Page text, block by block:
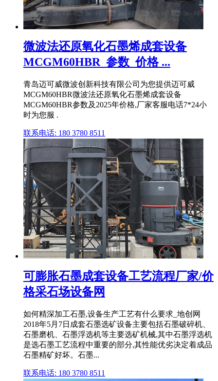
微波法还原氧化石墨烯成套设备
MCGM60HBR_参数_价格 ...
青岛迈可威微波创新科技有限公司为您提供迈可威
MCGM60HBR微波法还原氧化石墨烯成套设备
MCGM60HBR参数及2025年价格,厂家客服电话7*24小
时为您服 .
联系电话: 180 3780 8511
可膨胀石墨成套设备工艺流程厂家/价
格采石场设备网
如何精深加工石墨,设备生产工艺有什么要求_地创网
2018年5月7日成套石墨选矿设备主要包括石墨破碎机、
石墨磨机、石墨浮选机等主要选矿机械,其中石墨浮选机
是选石墨工艺流程中重要的部分,其性能优劣决定着成品
石墨精矿好坏。石墨...
联系电话: 180 3780 8511